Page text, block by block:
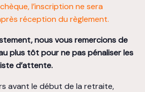
l’inscription ne sera
réception du règlement.
nous vous remercions de
plus tôt pour ne pas pénaliser les
d’attente.
avant le début de la retraite,